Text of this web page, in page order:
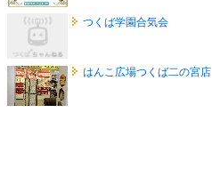
つくば学園合気会
はんこ広場つくば二の宮店